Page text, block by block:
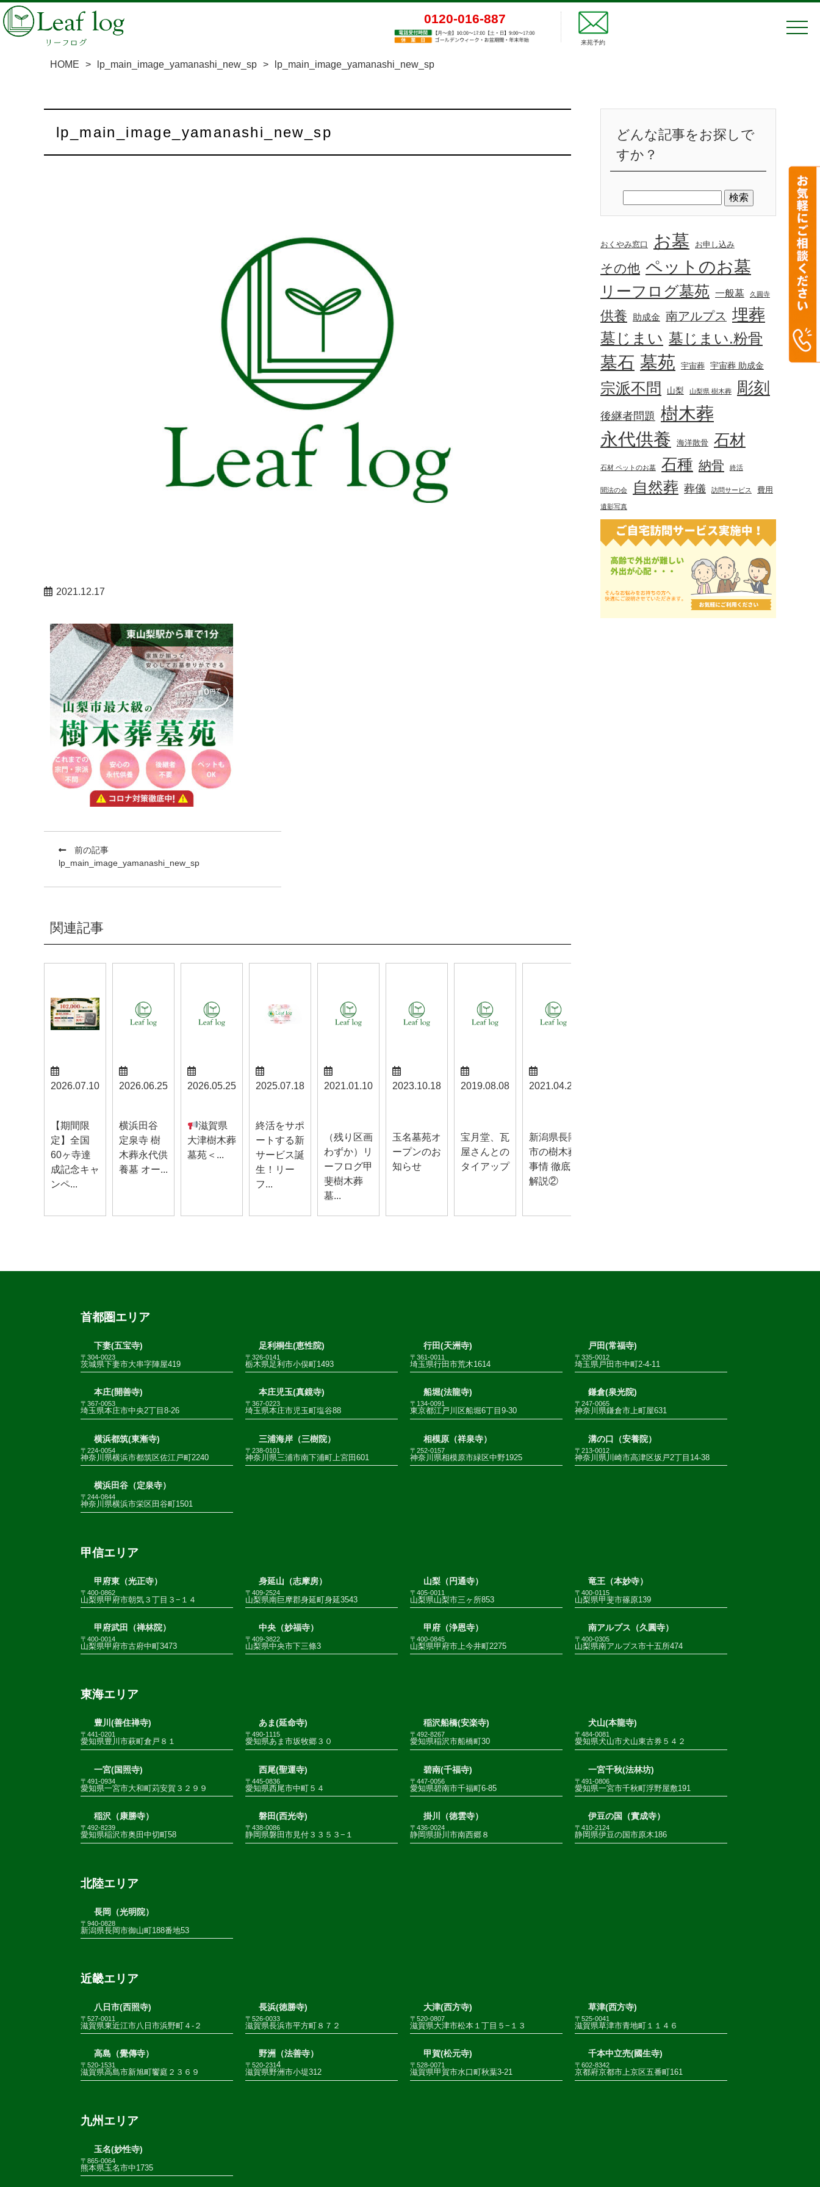
0120-016-887
来苑予約
HOME > lp_main_image_yamanashi_new_sp > lp_main_image_yamanashi_new_sp
lp_main_image_yamanashi_new_sp
2021.12.17
前の記事
lp_main_image_yamanashi_new_sp
関連記事
2026.07.10
【期間限
定】全国
60ヶ寺達
成記念キャ
ンペ...
2026.06.25
横浜田谷
定泉寺 樹
木葬永代供
養墓 オー...
2026.05.25
滋賀県
大津樹木葬
墓苑＜...
2025.07.18
終活をサポ
ートする新
サービス誕
生！リー
フ...
2021.01.10
（残り区画
わずか）リ
ーフログ甲
斐樹木葬
墓...
2023.10.18
玉名墓苑オ
ープンのお
知らせ
2019.08.08
宝月堂、瓦
屋さんとの
タイアップ
2021.04.29
新潟県長岡
市の樹木葬
事情 徹底
解説②
どんな記事をお探しで
すか？
おくやみ窓口 お墓 お申し込み
その他 ペットのお墓
リーフログ墓苑 一般墓 久圓寺
供養 助成金 南アルプス 埋葬
墓じまい 墓じまい.粉骨
墓石 墓苑 宇宙葬 宇宙葬 助成金
宗派不問 山梨 山梨県 樹木葬 彫刻
後継者問題 樹木葬
永代供養 海洋散骨 石材
石材 ペットのお墓 石種 納骨 終活
聞法の会 自然葬 葬儀 訪問サービス 費用
遺影写真
首都圏エリア
下妻(五宝寺)
〒304-0023
茨城県下妻市大串字陣屋419
足利桐生(恵性院)
〒326-0141
栃木県足利市小俣町1493
行田(天洲寺)
〒361-0011
埼玉県行田市荒木1614
戸田(常福寺)
〒335-0012
埼玉県戸田市中町2-4-11
本庄(開善寺)
〒367-0053
埼玉県本庄市中央2丁目8-26
本庄児玉(真鏡寺)
〒367-0223
埼玉県本庄市児玉町塩谷88
船堀(法龍寺)
〒134-0091
東京都江戸川区船堀6丁目9-30
鎌倉(泉光院)
〒247-0065
神奈川県鎌倉市上町屋631
横浜都筑(東漸寺)
〒224-0054
神奈川県横浜市都筑区佐江戸町2240
三浦海岸（三樹院）
〒238-0101
神奈川県三浦市南下浦町上宮田601
相模原（祥泉寺）
〒252-0157
神奈川県相模原市緑区中野1925
溝の口（安養院）
〒213-0012
神奈川県川崎市高津区坂戸2丁目14-38
横浜田谷（定泉寺）
〒244-0844
神奈川県横浜市栄区田谷町1501
甲信エリア
甲府東（光正寺）
〒400-0862
山梨県甲府市朝気３丁目３−１４
身延山（志摩房）
〒409-2524
山梨県南巨摩郡身延町身延3543
山梨（円通寺）
〒405-0011
山梨県山梨市三ヶ所853
竜王（本妙寺）
〒400-0115
山梨県甲斐市篠原139
甲府武田（禅林院）
〒400-0014
山梨県甲府市古府中町3473
中央（妙福寺）
〒409-3822
山梨県中央市下三條3
甲府（浄恩寺）
〒400-0845
山梨県甲府市上今井町2275
南アルプス（久圓寺）
〒400-0305
山梨県南アルプス市十五所474
東海エリア
豊川(善住禅寺)
〒441-0201
愛知県豊川市萩町倉戸８１
あま(延命寺)
〒490-1115
愛知県あま市坂牧郷３０
稲沢船橋(安楽寺)
〒492-8267
愛知県稲沢市船橋町30
犬山(本龍寺)
〒484-0081
愛知県犬山市犬山東古券５４２
一宮(国照寺)
〒491-0934
愛知県一宮市大和町苅安賀３２９９
西尾(聖運寺)
〒445-0836
愛知県西尾市中町５４
碧南(千福寺)
〒447-0056
愛知県碧南市千福町6-85
一宮千秋(法林坊)
〒491-0806
愛知県一宮市千秋町浮野屋敷191
稲沢（康勝寺）
〒492-8239
愛知県稲沢市奥田中切町58
磐田(西光寺)
〒438-0086
静岡県磐田市見付３３５３−１
掛川（徳雲寺）
〒436-0024
静岡県掛川市南西郷８
伊豆の国（實成寺）
〒410-2124
静岡県伊豆の国市原木186
北陸エリア
長岡（光明院）
〒940-0828
新潟県長岡市御山町188番地53
近畿エリア
八日市(西照寺)
〒527-0011
滋賀県東近江市八日市浜野町４-２
長浜(徳勝寺)
〒526-0033
滋賀県長浜市平方町８７２
大津(西方寺)
〒520-0807
滋賀県大津市松本１丁目５−１３
草津(西方寺)
〒525-0041
滋賀県草津市青地町１１４６
高島（覺傳寺）
〒520-1531
滋賀県高島市新旭町饗庭２３６９
野洲（法善寺）
〒520-231 4
滋賀県野洲市小堤312
甲賀(松元寺)
〒528-0071
滋賀県甲賀市水口町秋葉3-21
千本中立売(國生寺)
〒602-8342
京都府京都市上京区五番町161
九州エリア
玉名(妙性寺)
〒865-0064
熊本県玉名市中1735